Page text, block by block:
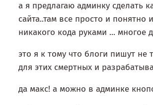
а я предлагаю админку сделать
сайта..там все просто и
никакого кода руками ...
это я к тому что блоги пишут
для этих смертных и
да макс! а можно в админке